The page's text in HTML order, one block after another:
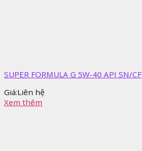
SUPER FORMULA G 5W-40 API SN/CF
Giá:Liên hệ
Xem thêm